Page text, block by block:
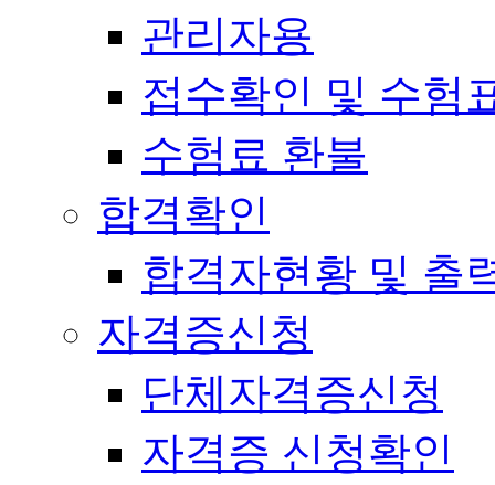
관리자용
접수확인 및 수험
수험료 환불
합격확인
합격자현황 및 출
자격증신청
단체자격증신청
자격증 신청확인